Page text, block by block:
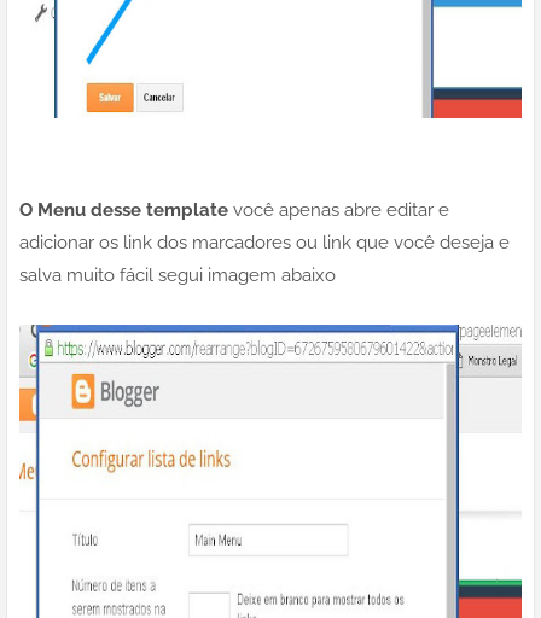
O Menu desse template você apenas abre editar e
adicionar os link dos marcadores ou link que você deseja e
salva muito fácil segui imagem abaixo